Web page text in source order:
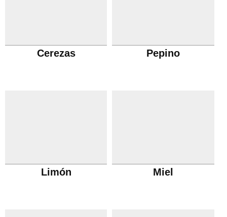
Cerezas Pepino
Limón Miel